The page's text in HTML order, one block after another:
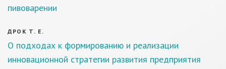
пивоварении
ДРОК Т. Е.
О подходах к формированию и реализации
инновационной стратегии развития предприятия